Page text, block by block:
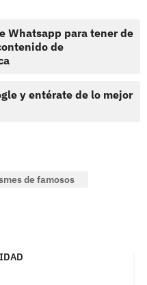
Whatsapp para tener de
de
y entérate de lo mejor
de famosos